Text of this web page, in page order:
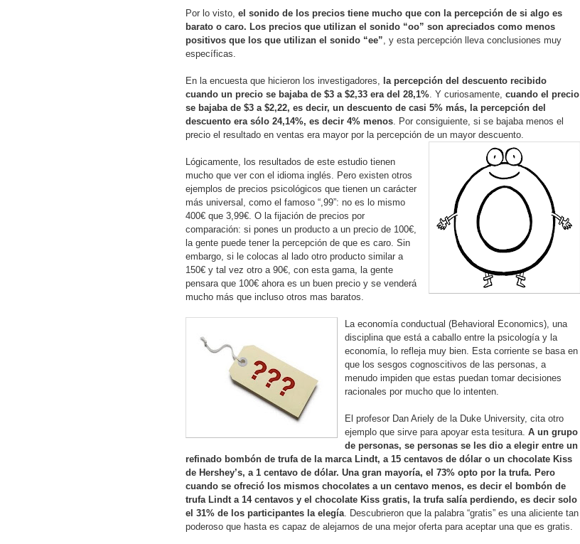
Por lo visto, el sonido de los precios tiene mucho que con la percepción de si algo es
barato o caro. Los precios que utilizan el sonido “oo” son apreciados como menos
positivos que los que utilizan el sonido “ee” , y esta percepción lleva conclusiones muy
específicas.
En la encuesta que hicieron los investigadores,
la percepción del descuento recibido
cuando un precio se bajaba de $3 a $2,33 era del 28,1%. Y curiosamente, cuando el precio
se bajaba de $3 a $2,22, es decir, un descuento de casi 5% más, la percepción del
descuento era sólo 24,14%, es decir 4% menos. Por consiguiente, si se bajaba menos el
precio el resultado en ventas era mayor por la percepción de un mayor descuento.
Lógicamente, los resultados de este estudio tienen
mucho que ver con el idioma inglés. Pero existen otros
ejemplos de precios psicológicos que tienen un carácter
más universal, como el famoso “,99”: no es lo mismo
400€ que 3,99€. O la fijación de precios por
comparación: si pones un producto a un precio de 100€,
la gente puede tener la percepción de que es caro. Sin
embargo, si le colocas al lado otro producto similar a
150€ y tal vez otro a 90€, con esta gama, la gente
pensara que 100€ ahora es un buen precio y se venderá
mucho más que incluso otros mas baratos.
La economía conductual (Behavioral Economics), una
disciplina que está a caballo entre la psicología y la
economía, lo refleja muy bien. Esta corriente se basa en
que los sesgos cognoscitivos de las personas, a
menudo impiden que estas puedan tomar decisiones
racionales por mucho que lo intenten.
El profesor Dan Ariely de la Duke University, cita otro
ejemplo que sirve para apoyar esta tesitura. A un grupo
de personas, se personas se les dio a elegir entre un
refinado bombón de trufa de la marca Lindt, a 15 centavos de dólar o un chocolate Kiss
de Hershey’s, a 1 centavo de dólar. Una gran mayoría, el 73% opto por la trufa. Pero
cuando se ofreció los mismos chocolates a un centavo menos, es decir el bombón de
trufa Lindt a 14 centavos y el chocolate Kiss gratis, la trufa salía perdiendo, es decir solo
el 31% de los participantes la elegía. Descubrieron que la palabra “gratis” es una aliciente tan
poderoso que hasta es capaz de alejarnos de una mejor oferta para aceptar una que es gratis.